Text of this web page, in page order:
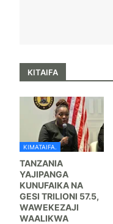
KITAIFA
KIMATAIFA.
TANZANIA
YAJIPANGA
KUNUFAIKA NA
GESI TRILIONI 57.5,
WAWEKEZAJI
WAALIKWA